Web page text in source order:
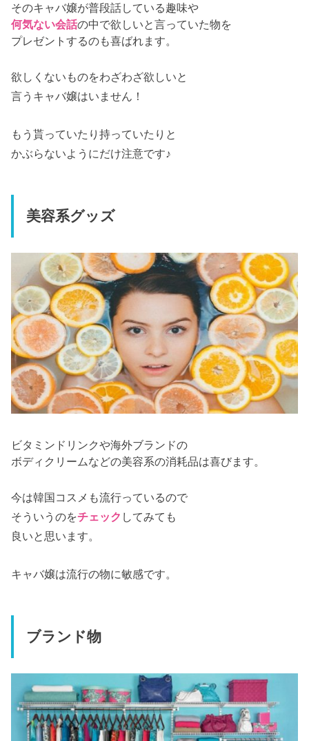
そのキャバ嬢が普段話している趣味や
何気ない会話の中で欲しいと言っていた物を
プレゼントするのも喜ばれます。
欲しくないものをわざわざ欲しいと
言うキャバ嬢はいません！
もう貰っていたり持っていたりと
かぶらないようにだけ注意です♪
美容系グッズ
ビタミンドリンクや海外ブランドの
ボディクリームなどの美容系の消耗品は喜びます。
今は韓国コスメも流行っているので
そういうのをチェック してみても
良いと思います。
キャバ嬢は流行の物に敏感です。
ブランド物